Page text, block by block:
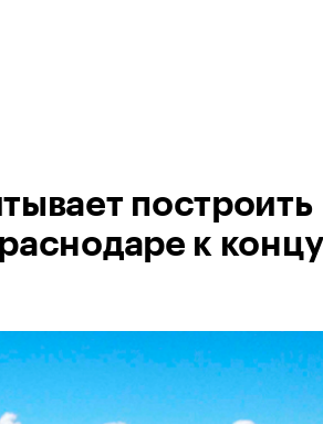
построить
к концу